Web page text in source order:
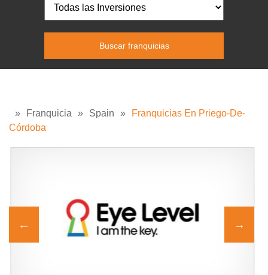
» Franquicia » Spain »
Franquicias En Priego-De-
Córdoba